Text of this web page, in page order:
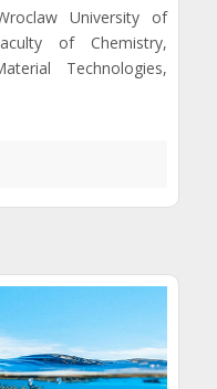
University of
of Chemistry,
Technologies,